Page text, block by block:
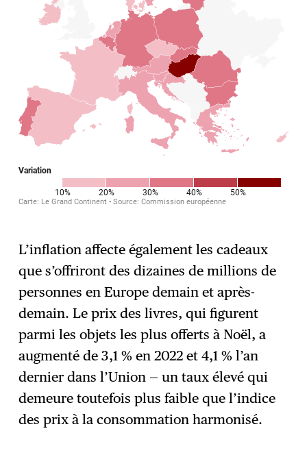
L’inflation affecte également les cadeaux
que s’offriront des dizaines de millions de
personnes en Europe demain et après-
demain. Le prix des livres, qui figurent
parmi les objets les plus offerts à Noël, a
augmenté de 3,1 % en 2022 et 4,1 % l’an
dernier dans l’Union — un taux élevé qui
demeure toutefois plus faible que l’indice
des prix à la consommation harmonisé.